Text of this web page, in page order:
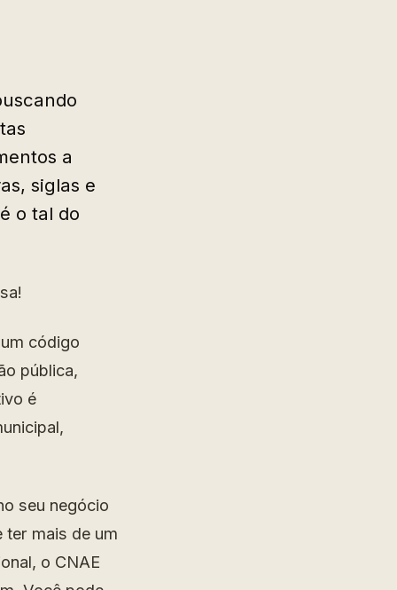
a
siglas e
o tal do
código
pública,
é
seu negócio
ter mais de um
o CNAE